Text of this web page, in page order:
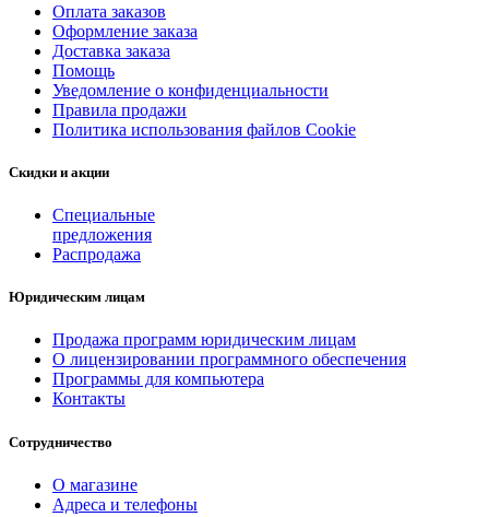
Оплата заказов
Оформление заказа
Доставка заказа
Помощь
Уведомление о конфиденциальности
Правила продажи
Политика использования файлов Cookie
Скидки и акции
Специальные
предложения
Распродажа
Юридическим лицам
Продажа программ юридическим лицам
О лицензировании программного обеспечения
Программы для компьютера
Контакты
Сотрудничество
О магазине
Адреса и телефоны